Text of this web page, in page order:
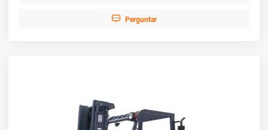
 Perguntar